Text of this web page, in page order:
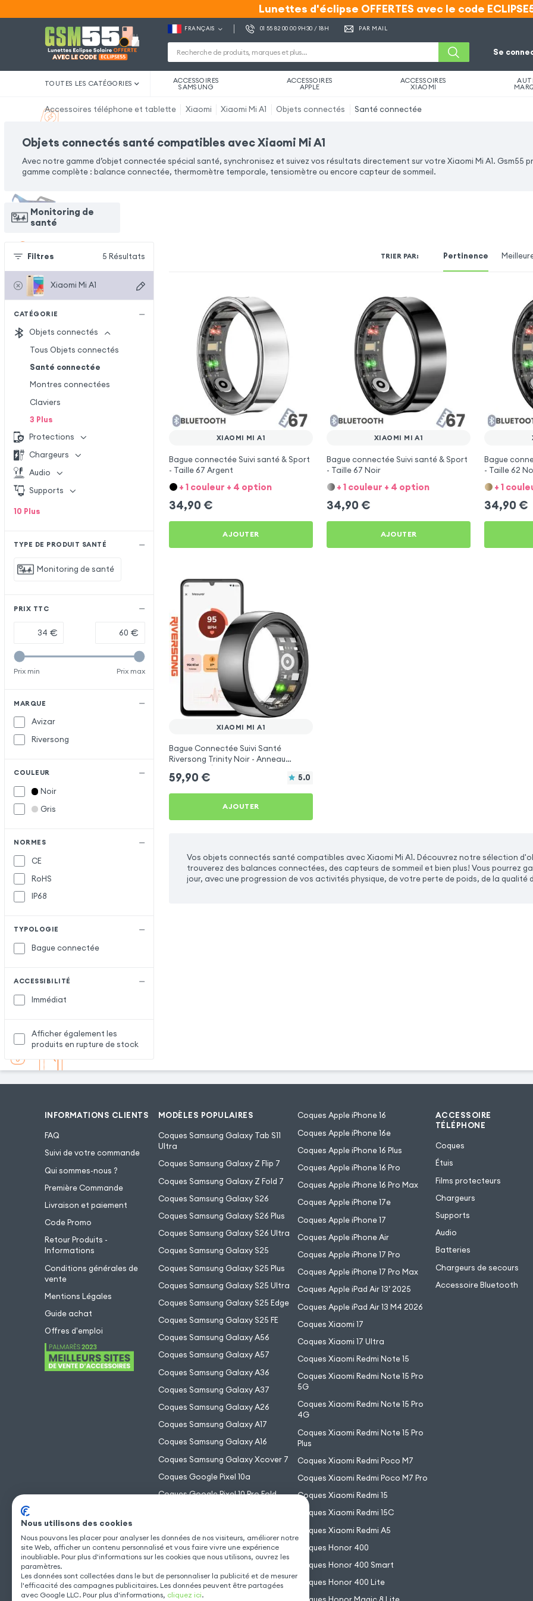
Lunettes d'éclipse OFFERTES avec le code
Lunettes d'éclipse OFFERTES avec le code
FRANÇAIS 01 55 82 00 00 9H30 / 18H PAR MAIL
Se
TOUTES LES CATÉGORIES ACCESSOIRES
SAMSUNG
ACCESSOIRES
APPLE
ACCESSOIRES
XIAOMI
Accessoires téléphone et tablette Xiaomi Xiaomi Mi A1 Objets connectés Santé connectée
Objets connectés santé compatibles avec Xiaomi Mi A1
Avec notre gamme d’objet connectée spécial santé, synchronisez et suivez vos résultats directement sur votre Xiaomi Mi A1. Gsm55
gamme complète : balance connectée, thermomètre temporale, tensiomètre ou encore capteur de sommeil.
Monitoring de
santé
Filtres 5 Résultats
Xiaomi Mi A1
CATÉGORIE
Objets connectés
Tous Objets connectés
Santé connectée
Montres connectées
Claviers
3 Plus
Protections
Chargeurs
Audio
Supports
10 Plus
TYPE DE PRODUIT SANTÉ
Monitoring de santé
PRIX TTC
€ €
Prix min Prix max
MARQUE
Avizar
Riversong
COULEUR
Noir
Gris
NORMES
CE
RoHS
IP68
TYPOLOGIE
Bague connectée
ACCESSIBILITÉ
Immédiat
Afficher également les
produits en rupture de stock
TRIER PAR: Pertinence
XIAOMI MI A1
Bague connectée Suivi santé & Sport
- Taille 67 Argent
+ 1 couleur + 4 option
34,90 €
AJOUTER
XIAOMI MI A1
Bague connectée Suivi santé & Sport
- Taille 67 Noir
+ 1 couleur + 4 option
34,90 €
AJOUTER
Bague
- Taille 62
+ 1
34,90 €
XIAOMI MI A1
Bague Connectée Suivi Santé
Riversong Trinity Noir - Anneau
59,90 € 5.0
AJOUTER
Vos objets connectés santé compatibles avec Xiaomi Mi A1. Découvrez notre sélection
trouverez des balances connectées, des capteurs de sommeil et bien plus! Vous pourrez
jour, avec une progression de vos activités physique, de votre perte de poids, de la qualité
INFORMATIONS CLIENTS
FAQ
Suivi de votre commande
Qui sommes-nous ?
Première Commande
Livraison et paiement
Code Promo
Retour Produits -
Informations
Conditions générales de
vente
Mentions Légales
Guide achat
Offres d'emploi
MODÈLES POPULAIRES
Coques Samsung Galaxy Tab S11
Ultra
Coques Samsung Galaxy Z Flip 7
Coques Samsung Galaxy Z Fold 7
Coques Samsung Galaxy S26
Coques Samsung Galaxy S26 Plus
Coques Samsung Galaxy S26 Ultra
Coques Samsung Galaxy S25
Coques Samsung Galaxy S25 Plus
Coques Samsung Galaxy S25 Ultra
Coques Samsung Galaxy S25 Edge
Coques Samsung Galaxy S25 FE
Coques Samsung Galaxy A56
Coques Samsung Galaxy A57
Coques Samsung Galaxy A36
Coques Samsung Galaxy A37
Coques Samsung Galaxy A26
Coques Samsung Galaxy A17
Coques Samsung Galaxy A16
Coques Samsung Galaxy Xcover 7
Coques Google Pixel 10a
Coques Google Pixel 10 Pro Fold
Coques Google Pixel 10
Coques Apple iPhone 16
Coques Apple iPhone 16e
Coques Apple iPhone 16 Plus
Coques Apple iPhone 16 Pro
Coques Apple iPhone 16 Pro Max
Coques Apple iPhone 17e
Coques Apple iPhone 17
Coques Apple iPhone Air
Coques Apple iPhone 17 Pro
Coques Apple iPhone 17 Pro Max
Coques Apple iPad Air 13’ 2025
Coques Apple iPad Air 13 M4 2026
Coques Xiaomi 17
Coques Xiaomi 17 Ultra
Coques Xiaomi Redmi Note 15
Coques Xiaomi Redmi Note 15 Pro
5G
Coques Xiaomi Redmi Note 15 Pro
4G
Coques Xiaomi Redmi Note 15 Pro
Plus
Coques Xiaomi Redmi Poco M7
Coques Xiaomi Redmi Poco M7 Pro
Coques Xiaomi Redmi 15
Coques Xiaomi Redmi 15C
Coques Xiaomi Redmi A5
Coques Honor 400
Coques Honor 400 Smart
Coques Honor 400 Lite
ACCESSOIRE
TÉLÉPHONE
Coques
Étuis
Films protecteurs
Chargeurs
Supports
Audio
Batteries
Chargeurs de secours
Accessoire Bluetooth
Nous utilisons des cookies
Nous pouvons les placer pour analyser les données de nos visiteurs, améliorer notre
site Web, afficher un contenu personnalisé et vous faire vivre une expérience
inoubliable. Pour plus d'informations sur les cookies que nous utilisons, ouvrez les
paramètres.
Les données sont collectées dans le but de personnaliser la publicité et de mesurer
l'efficacité des campagnes publicitaires. Les données peuvent être partagées
avec Google LLC. Pour plus d'informations, cliquez ici.